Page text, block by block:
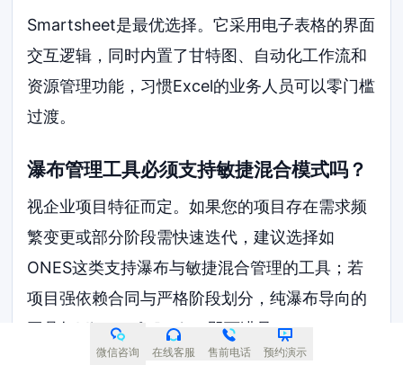
Smartsheet是最优选择。它采用电子表格的界面
交互逻辑，同时内置了甘特图、自动化工作流和
资源管理功能，习惯Excel的业务人员可以零门槛
过渡。
瀑布管理工具必须支持敏捷混合模式吗？
视企业项目特征而定。如果您的项目存在需求频
繁变更或部分阶段需快速迭代，建议选择如
ONES这类支持瀑布与敏捷混合管理的工具；若
项目强依赖合同与严格阶段划分，纯瀑布导向的
工具如Microsoft Project即可满足。
微信咨询 在线客服 售前电话 预约演示